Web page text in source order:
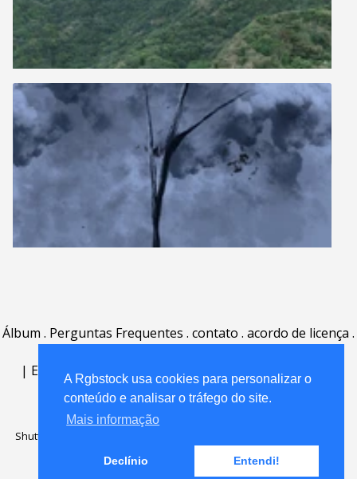
A Rgbstock usa cookies para personalizar o
conteúdo e analisar o tráfego do site.
Mais informação
Declínio Entendi!
Álbum . Perguntas Frequentes . contato . acordo de licença .
| English | Deutsch Español Português
Nederlands|
Shutterstock official partner of Rgbstock
Rgbstock